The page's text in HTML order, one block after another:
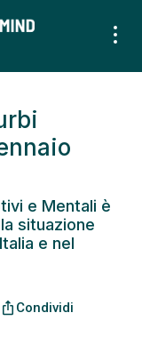
e Mentali è
situazione
e nel
ios_share Condividi